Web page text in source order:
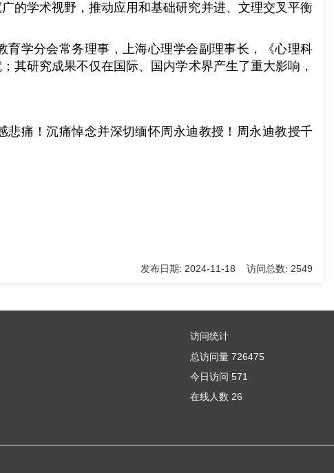
的学术视野，推动应用和基础研究并进、文理交叉平衡
学分会常务理事，上海心理学会副理事长，《心理科
其研究成果不仅在国际、国内学术界产生了重大影响，
痛！沉痛悼念并深切缅怀周永迪教授！周永迪教授千
发布日期: 2024-11-18 访问总数: 2549
访问统计
总访问量 726475
今日访问 571
在线人数 26